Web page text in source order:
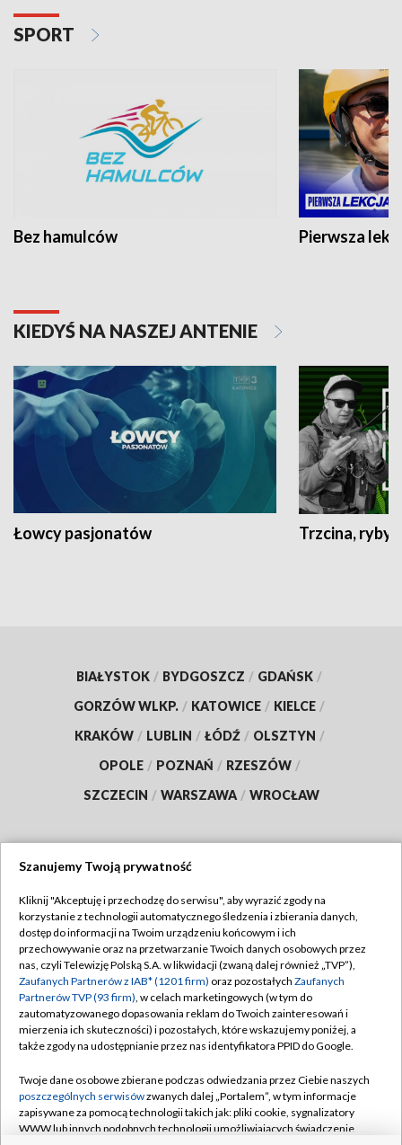
SPORT
Bez hamulców Pierwsza
KIEDYŚ NA NASZEJ ANTENIE
Łowcy pasjonatów Trzcina, ryby
BIAŁYSTOK / BYDGOSZCZ / GDAŃSK /
GORZÓW WLKP. / KATOWICE / KIELCE /
KRAKÓW / LUBLIN / ŁÓDŹ / OLSZTYN /
OPOLE / POZNAŃ / RZESZÓW /
SZCZECIN / WARSZAWA / WROCŁAW
TVP
Abonament TVP
Emisja w TVP
Centrum informacji TVP
Naziemna Telewizja Cyfrowa
Rada Programowa
System NOS
Regulamin TVP
Polityka prywatności
Moje zgody
Pomoc
Kontakt
Szanujemy Twoją prywatność
Kliknij "Akceptuję i przechodzę do serwisu", aby wyrazić zgody na
korzystanie z technologii automatycznego śledzenia i zbierania danych,
dostęp do informacji na Twoim urządzeniu końcowym i ich
przechowywanie oraz na przetwarzanie Twoich danych osobowych przez
nas, czyli Telewizję Polską S.A. w likwidacji (zwaną dalej również „TVP”),
Zaufanych Partnerów z IAB* (1201 firm) oraz pozostałych Zaufanych
Partnerów TVP (93 firm), w celach marketingowych (w tym do
zautomatyzowanego dopasowania reklam do Twoich zainteresowań i
mierzenia ich skuteczności) i pozostałych, które wskazujemy poniżej, a
także zgody na udostępnianie przez nas identyfikatora PPID do Google.
Twoje dane osobowe zbierane podczas odwiedzania przez Ciebie naszych
poszczególnych serwisówzwanych dalej „Portalem”, w tym informacje
zapisywane za pomocą technologii takich jak: pliki cookie, sygnalizatory
WWW lub innych podobnych technologii umożliwiających świadczenie